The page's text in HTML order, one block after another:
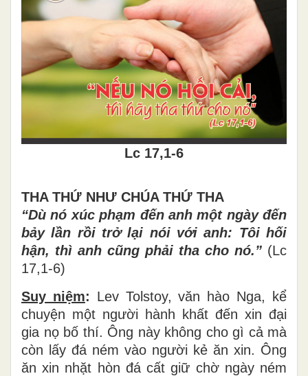
Lc 17,1-6
THA THỨ NHƯ CHÚA THỨ THA
“Dù nó xúc phạm đến anh một ngày đến
bảy lần rồi trở lại nói với anh: Tôi hối
hận, thì anh cũng phải tha cho nó.” (Lc
17,1-6)
Suy niệm: Lev Tolstoy, văn hào Nga, kể
chuyện một người hành khất đến xin đại
gia nọ bố thí. Ông này không cho gì cả mà
còn lấy đá ném vào người kẻ ăn xin. Ông
ăn xin nhặt hòn đá cất giữ chờ ngày ném